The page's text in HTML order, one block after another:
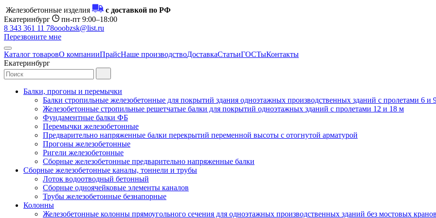
Железобетонные изделия
с доставкой по РФ
Екатеринбург
пн-пт 9:00–18:00
8 343 361 11 78ooobzsk@list.ru
Перезвоните мне
Каталог товаровО компанииПрайсНаше производствоДоставкаСтатьиГОСТыКонтакты
Екатеринбург
Балки, прогоны и перемычки
Балки стропильные железобетонные для покрытий здания одноэтажных производственных зданий с пролетами 6
Железобетонные стропильные решетчатые балки для покрытий одноэтажных зданий с пролетами 12 и 18 м
Фундаментные балки ФБ
Перемычки железобетонные
Предварительно напряженные балки перекрытий переменной высоты с отогнутой арматурой
Прогоны железобетонные
Ригели железобетонные
Сборные железобетонные предварительно напряженные балки
Сборные железобетонные каналы, тоннели и трубы
Лоток водоотводный бетонный
Сборные одноячейковые элементы каналов
Трубы железобетонные безнапорные
Колонны
Железобетонные колонны прямоугольного сечения для одноэтажных производственных зданий без мостовых кранов